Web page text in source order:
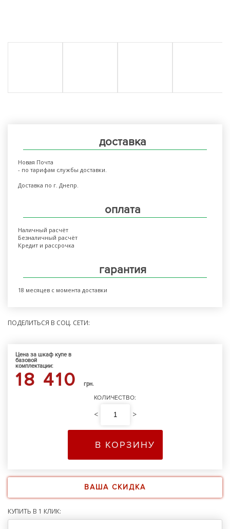
доставка
Новая Почта
- по тарифам службы доставки.
Доставка по г. Днепр.
оплата
Наличный расчёт
Безналичный расчёт
Кредит и рассрочка
гарантия
18 месяцев с момента доставки
ПОДЕЛИТЬСЯ В СОЦ. СЕТИ:
Цена за шкаф купе в
базовой
комплектации:
18 410 грн.
КОЛИЧЕСТВО:
< >
В КОРЗИНУ
ВАША СКИДКА
КУПИТЬ В 1 КЛИК: